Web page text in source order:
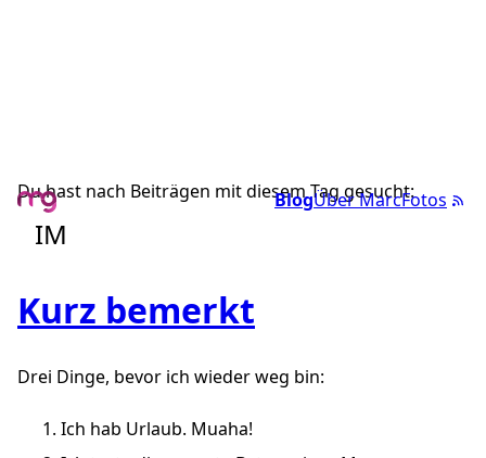
BlogÜber MarcFotos
Du hast nach Beiträgen mit diesem Tag gesucht:
IM
Kurz bemerkt
Drei Dinge, bevor ich wieder weg bin:
Ich hab Urlaub. Muaha!